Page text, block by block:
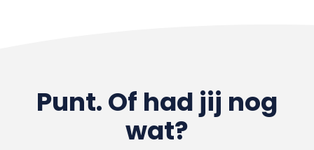
Punt. Of had jij nog
wat?